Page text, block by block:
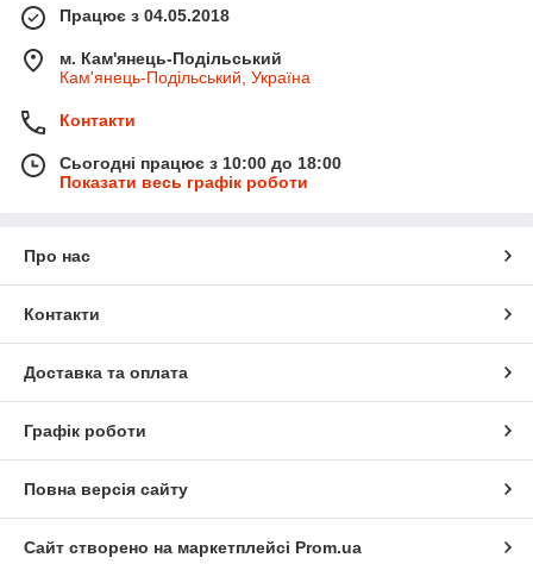
Працює з 04.05.2018
м. Кам'янець-Подільський
Кам'янець-Подільський, Україна
Контакти
Сьогодні працює з 10:00 до 18:00
Показати весь графік роботи
Про нас
Контакти
Доставка та оплата
Графік роботи
Повна версія сайту
Сайт створено на маркетплейсі Prom.ua